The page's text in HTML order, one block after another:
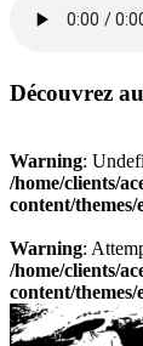
Découvrez
Warning:
/home/clients/
content/
Warning:
/home/clients/
content/